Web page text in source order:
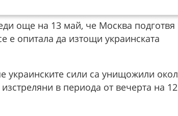
още на 13 май, че Москва подготвя
е опитала да изтощи украинската
украинските сили са унищожили
в периода от вечерта на 12